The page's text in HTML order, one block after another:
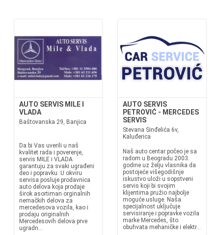
AUTO SERVIS MILE I
VLADA
Baštovanska 29, Banjica
Da bi Vas uverili u naš
kvalitet rada i poverenje,
servis MILE i VLADA
garantuju za svaki ugrađeni
deo i popravku. U okviru
servisa posluje prodavnica
auto delova koja prodaje
širok asortiman orginalnih
nemačkih delova za
mercedesova vozila, kao i
prodaju originalnih
Mercedesovih delova prve
ugradn...
AUTO SERVIS
PETROVIĆ - MERCEDES
SERVIS
Stevana Sinđelića 6v,
Kaluđerica
Naš auto centar počeo je sa
radom u Beogradu 2003.
godine uz želju vlasnika da
postojeće višegodišnje
iskustvo uloži u sopstveni
servis koji bi svojim
klijentima pružio najbolje
moguće usluge. Naša
specijalnost uključuje
servisiranje i popravke vozila
marke Mercedes, što
obuhvata mehaničke i elektr...